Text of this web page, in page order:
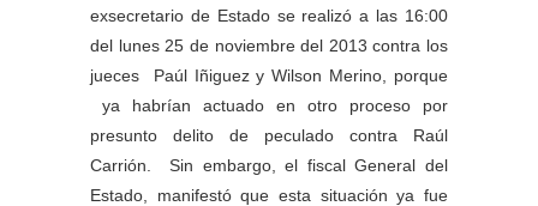
exsecretario de Estado se realizó a las 16:00
del lunes 25 de noviembre del 2013 contra los
jueces Paúl Iñiguez y Wilson Merino, porque
ya habrían actuado en otro proceso por
presunto delito de peculado contra Raúl
Carrión. Sin embargo, el fiscal General del
Estado, manifestó que esta situación ya fue